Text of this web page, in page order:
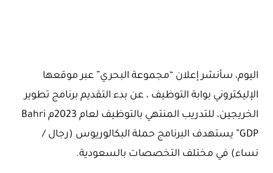
اليوم، سأنشر إعلان “مجموعة البحري” عبر موقعها
الإليكتروني بوابة التوظيف ، عن بدء التقديم برنامج تطوير
الخريجين، للتدريب المنتهي بالتوظيف لعام 2023م Bahri
GDP” يستهدف البرنامج حملة البكالوريوس (رجال /
نساء) في مختلف التخصصات بالسعودية.